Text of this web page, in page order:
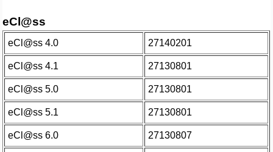
eCl@ss
eCl@ss 4.0 27140201
eCl@ss 4.1 27130801
eCl@ss 5.0 27130801
eCl@ss 5.1 27130801
eCl@ss 6.0 27130807